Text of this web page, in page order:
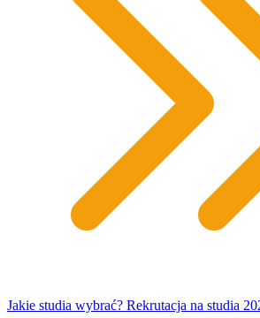
Jakie studia wybrać? Rekrutacja na studia